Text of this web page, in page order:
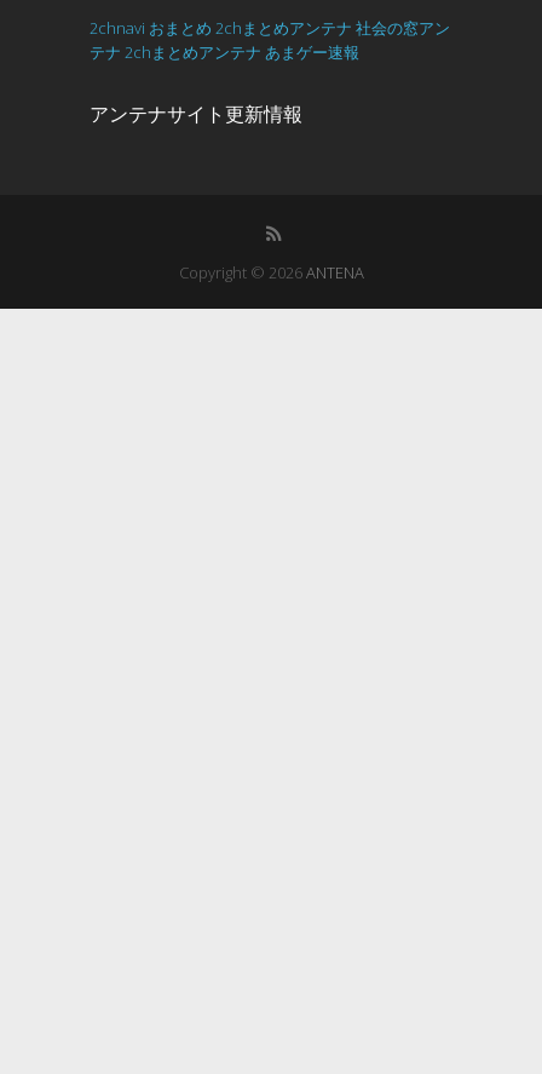
2chnavi おまとめ 2chまとめアンテナ 社会の窓アン
テナ 2chまとめアンテナ あまゲー速報
アンテナサイト更新情報
Copyright © 2026ANTENA